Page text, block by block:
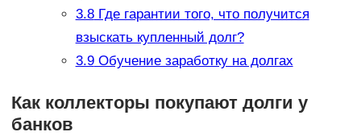
3.8Где гарантии того, что получится
взыскать купленный долг?
3.9Обучение заработку на долгах
Как коллекторы покупают долги у
банков